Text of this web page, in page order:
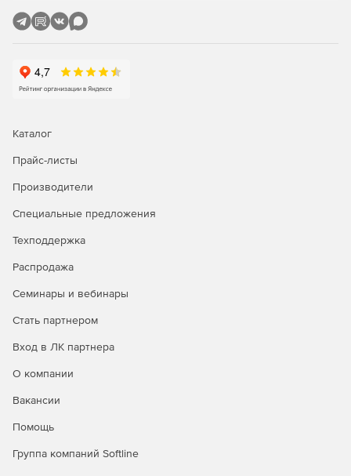
Каталог
Прайс-листы
Производители
Специальные предложения
Техподдержка
Распродажа
Семинары и вебинары
Стать партнером
Вход в ЛК партнера
О компании
Вакансии
Помощь
Группа компаний Softline